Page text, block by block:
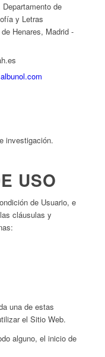
de
y Letras
Henares, Madrid -
investigación.
USO
de Usuario, e
cláusulas y
una de estas
el Sitio Web.
alguno, el inicio de